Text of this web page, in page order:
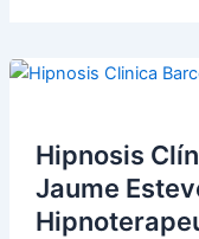
Hipnosis
Jaume